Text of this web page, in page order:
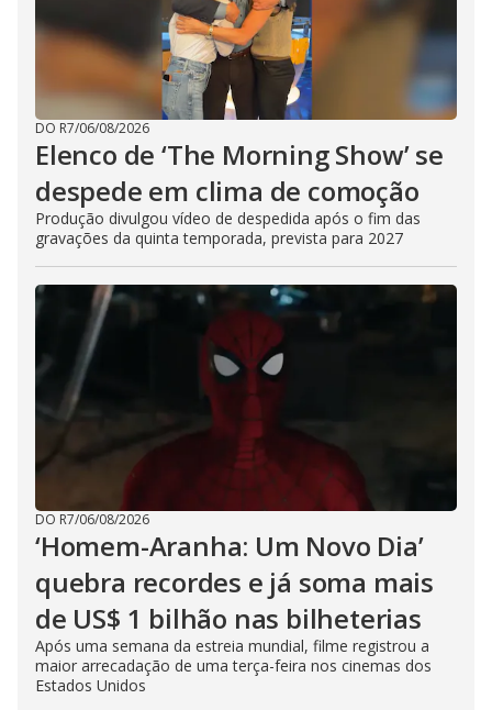
DO R7/06/08/2026
Elenco de ‘The Morning Show’ se
despede em clima de comoção
Produção divulgou vídeo de despedida após o fim das
gravações da quinta temporada, prevista para 2027
DO R7/06/08/2026
‘Homem-Aranha: Um Novo Dia’
quebra recordes e já soma mais
de US$ 1 bilhão nas bilheterias
Após uma semana da estreia mundial, filme registrou a
maior arrecadação de uma terça-feira nos cinemas dos
Estados Unidos